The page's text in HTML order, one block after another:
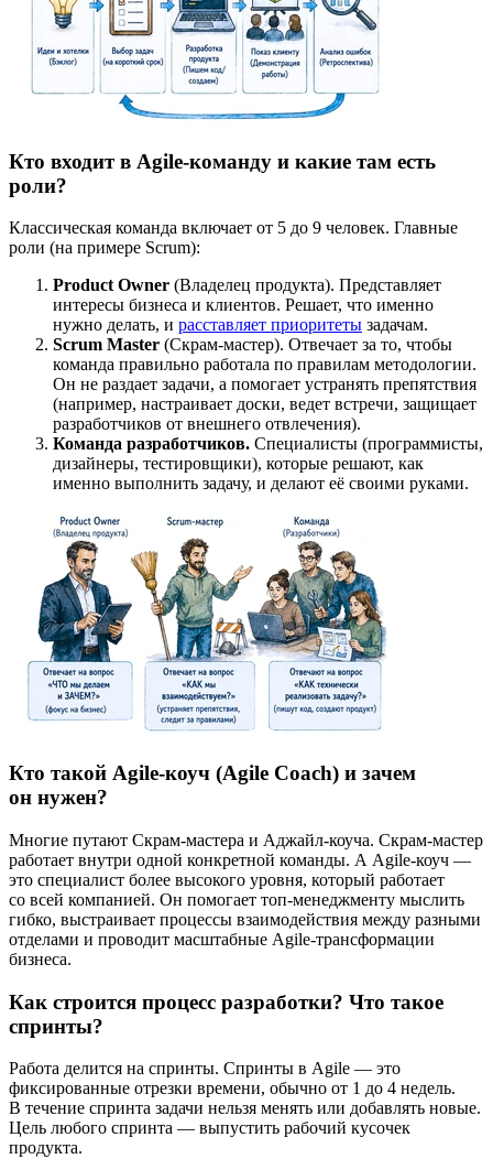
Кто входит в Agile-команду и какие там есть
роли?
Классическая команда включает от 5 до 9 человек. Главные
роли (на примере Scrum):
Product Owner (Владелец продукта). Представляет
интересы бизнеса и клиентов. Решает, что именно
нужно делать, и расставляет приоритеты задачам.
Scrum Master (Скрам-мастер). Отвечает за то, чтобы
команда правильно работала по правилам методологии.
Он не раздает задачи, а помогает устранять препятствия
(например, настраивает доски, ведет встречи, защищает
разработчиков от внешнего отвлечения).
Команда разработчиков. Специалисты (программисты,
дизайнеры, тестировщики), которые решают, как
именно выполнить задачу, и делают её своими руками.
Кто такой Agile-коуч (Agile Coach) и зачем
он нужен?
Многие путают Скрам-мастера и Аджайл-коуча. Скрам-мастер
работает внутри одной конкретной команды. А Agile-коуч —
это специалист более высокого уровня, который работает
со всей компанией. Он помогает топ-менеджменту мыслить
гибко, выстраивает процессы взаимодействия между разными
отделами и проводит масштабные Agile-трансформации
бизнеса.
Как строится процесс разработки? Что такое
спринты?
Работа делится на спринты. Спринты в Agile — это
фиксированные отрезки времени, обычно от 1 до 4 недель.
В течение спринта задачи нельзя менять или добавлять новые.
Цель любого спринта — выпустить рабочий кусочек
продукта.